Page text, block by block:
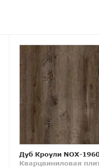
Дуб Кроули NOX-
Кварцвиниловая